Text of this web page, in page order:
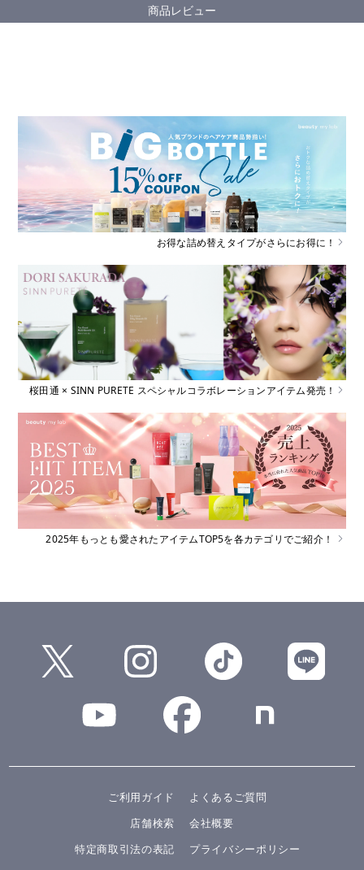
商品レビュー
お得な詰め替えタイプがさらにお得に！
桜田通 × SINN PURETE スペシャルコラボレーションアイテム発売！
2025年もっとも愛されたアイテムTOP5を各カテゴリでご紹介！
ご利用ガイド
よくあるご質問
店舗検索
会社概要
特定商取引法の表記
プライバシーポリシー